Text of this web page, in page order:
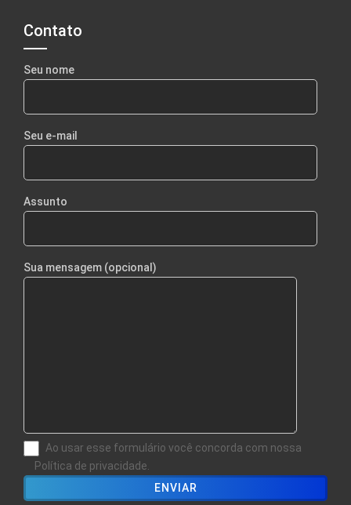
Contato
Seu nome
Seu e-mail
Assunto
Sua mensagem (opcional)
Ao usar esse formulário você concorda com nossa
Política de privacidade.